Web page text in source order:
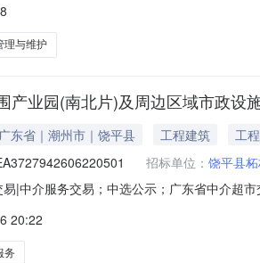
边区域市政设施管理与维护项目三、招标控
供应商必须是
理与维护
产业园(南北片)及周边区域市政设
广东省｜潮州市｜饶平县 工程建筑
工程
招标单位： 饶平县
|中介服务交易；中选公示；广东省中介超
下浮率金额说明：参照按粤价函[2011]742
20:22
务